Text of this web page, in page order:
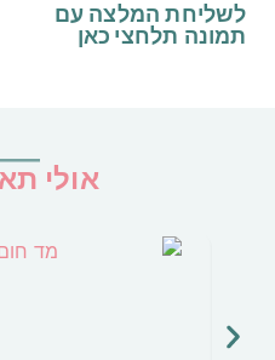
לשליחת המלצה עם
תמונה תלחצי כאן
אולי